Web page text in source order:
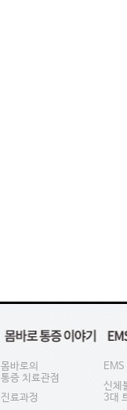
몸바로의
통증 치료관점
진료과정
EMS
신체
3대